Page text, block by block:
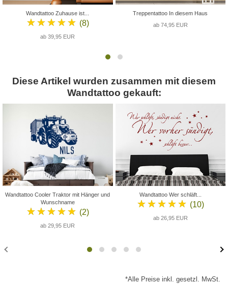
Wandtattoo Zuhause ist...
★★★★★ (8)
ab 39,95 EUR
Treppentattoo In diesem Haus
ab 74,95 EUR
Diese Artikel wurden zusammen mit diesem
Wandtattoo gekauft:
Wandtattoo Cooler Traktor mit Hänger und
Wunschname
★★★★★ (2)
ab 29,95 EUR
Wandtattoo Wer schläft...
★★★★★ (10)
ab 26,95 EUR
*Alle Preise inkl. gesetzl. MwSt.